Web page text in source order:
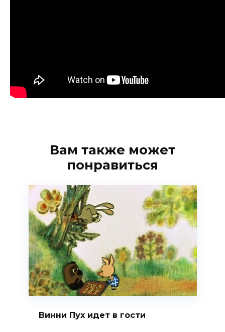
Вам также может
понравиться
Винни Пух идет в гости